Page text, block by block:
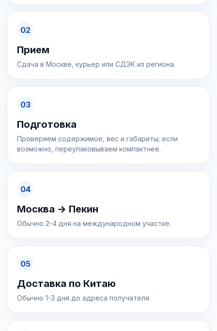
02
Прием
Сдача в Москве, курьер или СДЭК из региона.
03
Подготовка
Проверяем содержимое, вес и габариты; если
возможно, переупаковываем компактнее.
04
Москва → Пекин
Обычно 2-4 дня на международном участке.
05
Доставка по Китаю
Обычно 1-3 дня до адреса получателя.